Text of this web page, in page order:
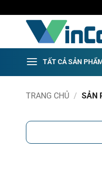
qua
TẤT CẢ SẢN
TRANG CHỦ / SẢN